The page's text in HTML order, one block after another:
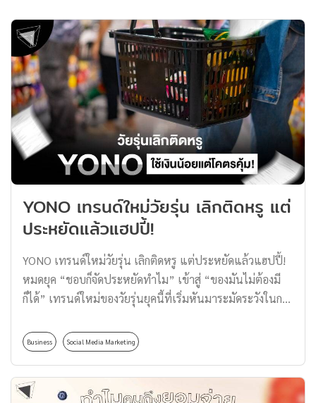
แตกต่างกันออกไป ทำให้มีการแสดงความ
รักในรูปแบบต่าง ๆ ที่ไม่เหมือนกันในวัน
วาเลนไทน์ วันนี้ทาง Thomas Thailand
จะพาไปดูวัฒนธรรมการบอกรักในวัน
วาเลนไทน์สุดคูลของแต่ละประเทศทั่วทุก
มุมโลก ที่บอกเลยว่ามีเอกลักษณ์ และความ
น่ารักสุด ๆ จะมีประเทศไหนบ้าง ตามมาดู
กันเลยครับ ‘ประเทศเกาหลี’ กับวัน
วาเลนไทน์ ที่ไม่ได้มีแค่ 14 กุมภาพันธ์
ประเทศเกาหลีเป็นอีกหนึ่งประเทศที่ชื่น
ชอบ และตื่นเต้นกับวันแห่งความรักนี้มาก
ๆ แต่รู้หรือไม่ว่า วันแห่งความรักของคน
เกาหลีนั้นไม่ได้มีแค่ 14 กุมภาพันธ์แค่วัน
เดียว เพราะคนเกาหลีจะมีอีเวนต์เกี่ยวกับ
ความรักในทุก ๆ วันที่ […]
ศัก
ด
อิน
ใด
เร
ต้อ
ใน
เป็
YONO เทรนด์ใหม่วัยรุ่น เลิกติดหรู แต่
ประหยัดแล้วแฮปปี้!
YONO เทรนด์ใหม่วัยรุ่น เลิกติดหรู แต่ประหยัดแล้วแฮปปี้!
หมดยุค “ชอบก็จัดประหยัดทำไม” เข้าสู่ “ของมันไม่ต้องมี
ก็ได้” เทรนด์ใหม่ของวัยรุ่นยุคนี้ที่เริ่มหันมาระมัดระวังในการ
(You only live once) ที่เน้นใช้ชีวิตแบบจัดเต็มไม่ต้องนึกถึง
อนาคต โดยเลือกใช้เงินไปกับประสบการณ์ดี ๆ เช่น ท่อง
เที่ยว อาหารหรู และของฟุ่มเฟือย ด้วยแนวคิดที่ว่า “ชีวิตมี
แค่ครั้งเดียว ใช้ให้คุ้ม” แต่ด้วยปัจจุบันสภาพเศรษฐกิจที่ไม่
Business Social Media Marketing